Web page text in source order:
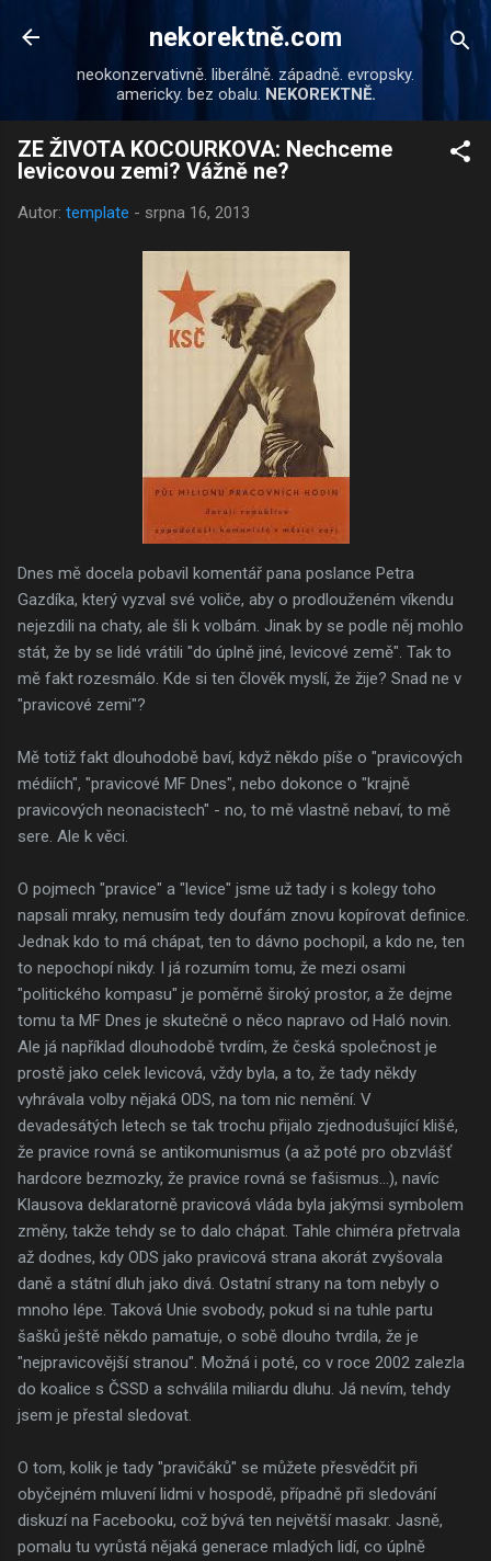
Přeskočit na hlavní obsah
nekorektně.com
neokonzervativně. liberálně. západně. evropsky.
americky. bez obalu. NEKOREKTNĚ.
ZE ŽIVOTA KOCOURKOVA: Nechceme
levicovou zemi? Vážně ne?
Autor: template - srpna 16, 2013
Dnes mě docela pobavil komentář pana poslance Petra
Gazdíka, který vyzval své voliče, aby o prodlouženém víkendu
nejezdili na chaty, ale šli k volbám. Jinak by se podle něj mohlo
stát, že by se lidé vrátili "do úplně jiné, levicové země". Tak to
mě fakt rozesmálo. Kde si ten člověk myslí, že žije? Snad ne v
"pravicové zemi"?
Mě totiž fakt dlouhodobě baví, když někdo píše o "pravicových
médiích", "pravicové MF Dnes", nebo dokonce o "krajně
pravicových neonacistech" - no, to mě vlastně nebaví, to mě
sere. Ale k věci.
O pojmech "pravice" a "levice" jsme už tady i s kolegy toho
napsali mraky, nemusím tedy doufám znovu kopírovat definice.
Jednak kdo to má chápat, ten to dávno pochopil, a kdo ne, ten
to nepochopí nikdy. I já rozumím tomu, že mezi osami
"politického kompasu" je poměrně široký prostor, a že dejme
tomu ta MF Dnes je skutečně o něco napravo od Haló novin.
Ale já například dlouhodobě tvrdím, že česká společnost je
prostě jako celek levicová, vždy byla, a to, že tady někdy
vyhrávala volby nějaká ODS, na tom nic nemění. V
devadesátých letech se tak trochu přijalo zjednodušující klišé,
že pravice rovná se antikomunismus (a až poté pro obzvlášť
hardcore bezmozky, že pravice rovná se fašismus...), navíc
Klausova deklaratorně pravicová vláda byla jakýmsi symbolem
změny, takže tehdy se to dalo chápat. Tahle chiméra přetrvala
až dodnes, kdy ODS jako pravicová strana akorát zvyšovala
daně a státní dluh jako divá. Ostatní strany na tom nebyly o
mnoho lépe. Taková Unie svobody, pokud si na tuhle partu
šašků ještě někdo pamatuje, o sobě dlouho tvrdila, že je
"nejpravicovější stranou". Možná i poté, co v roce 2002 zalezla
do koalice s ČSSD a schválila miliardu dluhu. Já nevím, tehdy
jsem je přestal sledovat.
O tom, kolik je tady "pravičáků" se můžete přesvědčit při
obyčejném mluvení lidmi v hospodě, případně při sledování
diskuzí na Facebooku, což bývá ten největší masakr. Jasně,
pomalu tu vyrůstá nějaká generace mladých lidí, co úplně